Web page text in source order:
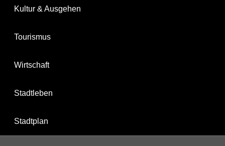
Kultur & Ausgehen
Tourismus
Wirtschaft
Stadtleben
Stadtplan